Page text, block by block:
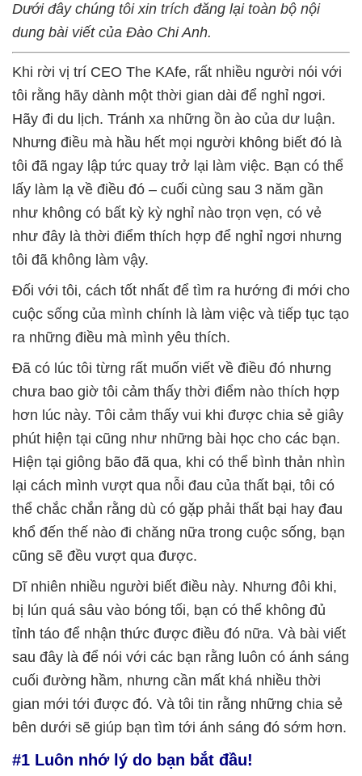
Dưới đây chúng tôi xin trích đăng lại toàn bộ nội
dung bài viết của Đào Chi Anh.
Khi rời vị trí CEO The KAfe, rất nhiều người nói với
tôi rằng hãy dành một thời gian dài để nghỉ ngơi.
Hãy đi du lịch. Tránh xa những ồn ào của dư luận.
Nhưng điều mà hầu hết mọi người không biết đó là
tôi đã ngay lập tức quay trở lại làm việc. Bạn có thể
lấy làm lạ về điều đó – cuối cùng sau 3 năm gần
như không có bất kỳ kỳ nghỉ nào trọn vẹn, có vẻ
như đây là thời điểm thích hợp để nghỉ ngơi nhưng
tôi đã không làm vậy.
Đối với tôi, cách tốt nhất để tìm ra hướng đi mới cho
cuộc sống của mình chính là làm việc và tiếp tục tạo
ra những điều mà mình yêu thích.
Đã có lúc tôi từng rất muốn viết về điều đó nhưng
chưa bao giờ tôi cảm thấy thời điểm nào thích hợp
hơn lúc này. Tôi cảm thấy vui khi được chia sẻ giây
phút hiện tại cũng như những bài học cho các bạn.
Hiện tại giông bão đã qua, khi có thể bình thản nhìn
lại cách mình vượt qua nỗi đau của thất bại, tôi có
thể chắc chắn rằng dù có gặp phải thất bại hay đau
khổ đến thế nào đi chăng nữa trong cuộc sống, bạn
cũng sẽ đều vượt qua được.
Dĩ nhiên nhiều người biết điều này. Nhưng đôi khi,
bị lún quá sâu vào bóng tối, bạn có thể không đủ
tỉnh táo để nhận thức được điều đó nữa. Và bài viết
sau đây là để nói với các bạn rằng luôn có ánh sáng
cuối đường hầm, nhưng cần mất khá nhiều thời
gian mới tới được đó. Và tôi tin rằng những chia sẻ
bên dưới sẽ giúp bạn tìm tới ánh sáng đó sớm hơn.
#1 Luôn nhớ lý do bạn bắt đầu!